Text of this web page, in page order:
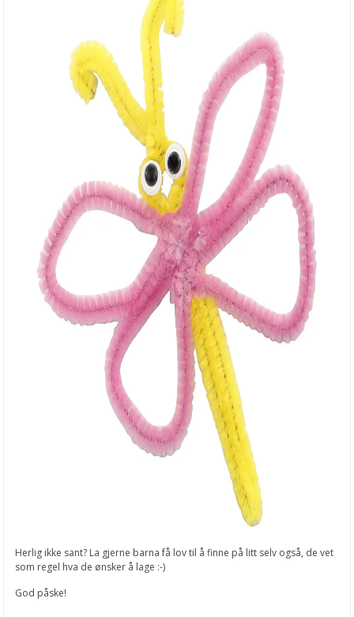
Herlig ikke sant? La gjerne barna få lov til å finne på litt selv også, de vet
som regel hva de ønsker å lage :-)
God påske!